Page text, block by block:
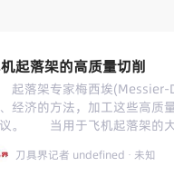
起落架的高质量切削
落架专家梅西埃(Messier-
经济的方法，加工这些高质
。 当用于飞机起落架的大
因为专门开发的 5-5-5-3 材
刀具界记者 undefined · 未知